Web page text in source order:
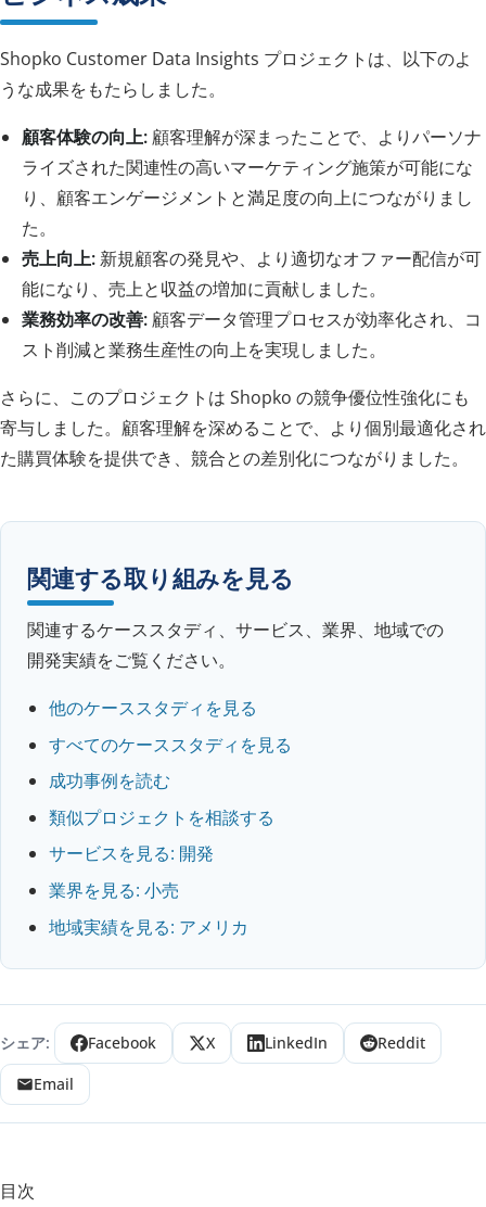
Shopko Customer Data Insights プロジェクトは、以下のよ
うな成果をもたらしました。
顧客体験の向上: 顧客理解が深まったことで、よりパーソナ
ライズされた関連性の高いマーケティング施策が可能にな
り、顧客エンゲージメントと満足度の向上につながりまし
た。
売上向上: 新規顧客の発見や、より適切なオファー配信が可
能になり、売上と収益の増加に貢献しました。
業務効率の改善: 顧客データ管理プロセスが効率化され、コ
スト削減と業務生産性の向上を実現しました。
さらに、このプロジェクトは Shopko の競争優位性強化にも
寄与しました。顧客理解を深めることで、より個別最適化され
た購買体験を提供でき、競合との差別化につながりました。
関連する取り組みを見る
関連するケーススタディ、サービス、業界、地域での
開発実績をご覧ください。
他のケーススタディを見る
すべてのケーススタディを見る
成功事例を読む
類似プロジェクトを相談する
サービスを見る: 開発
業界を見る: 小売
地域実績を見る: アメリカ
シェア: Facebook X LinkedIn
Reddit
Email
目次